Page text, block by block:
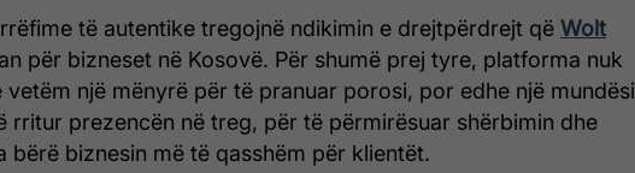
të autentike tregojnë ndikimin e drejtpërdrejt që Wolt
për bizneset në Kosovë. Për shumë prej tyre, platforma nuk
vetëm një mënyrë për të pranuar porosi, por edhe një mundësi
rritur prezencën në treg, për të përmirësuar shërbimin dhe
bërë biznesin më të qasshëm për klientët.